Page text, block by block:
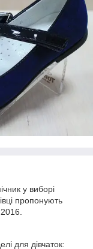
у виборі
пропонують
для дівчаток: